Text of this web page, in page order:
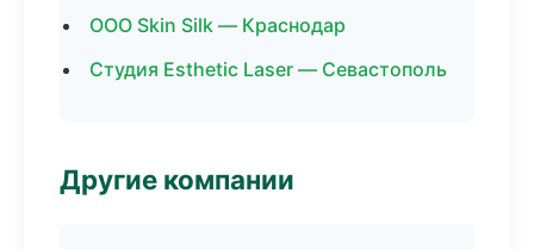
ООО Skin Silk — Краснодар
Студия Esthetic Laser — Севастополь
Другие компании